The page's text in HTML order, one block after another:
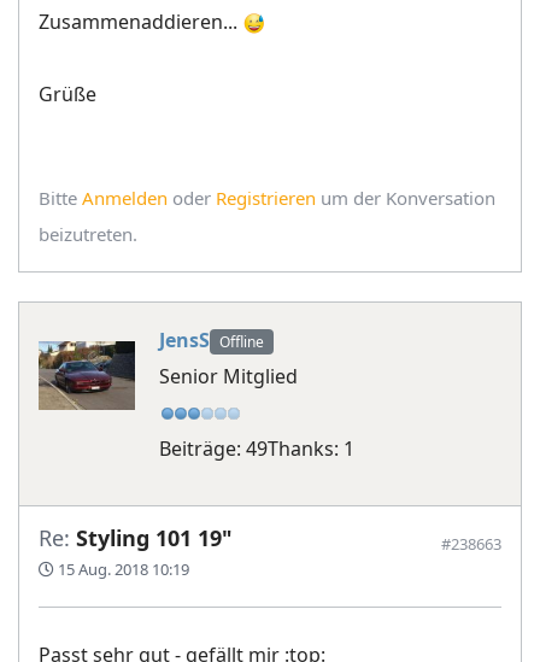
Zusammenaddieren...
Grüße
Bitte Anmelden oder Registrieren um der Konversation
beizutreten.
JensS Offline
Senior Mitglied
Beiträge: 49Thanks: 1
Re: Styling 101 19"
15 Aug. 2018 10:19
#238663
Passt sehr gut - gefällt mir :top: